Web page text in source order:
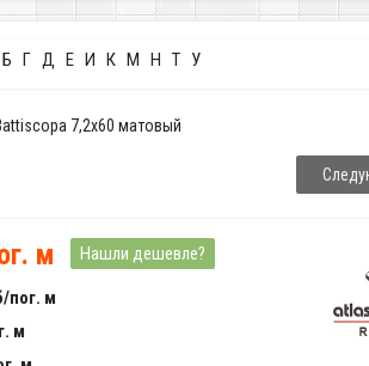
Б Г Д Е И К М Н Т У
7,2x60 матовый
м Нашли дешевле?
пог. м
м